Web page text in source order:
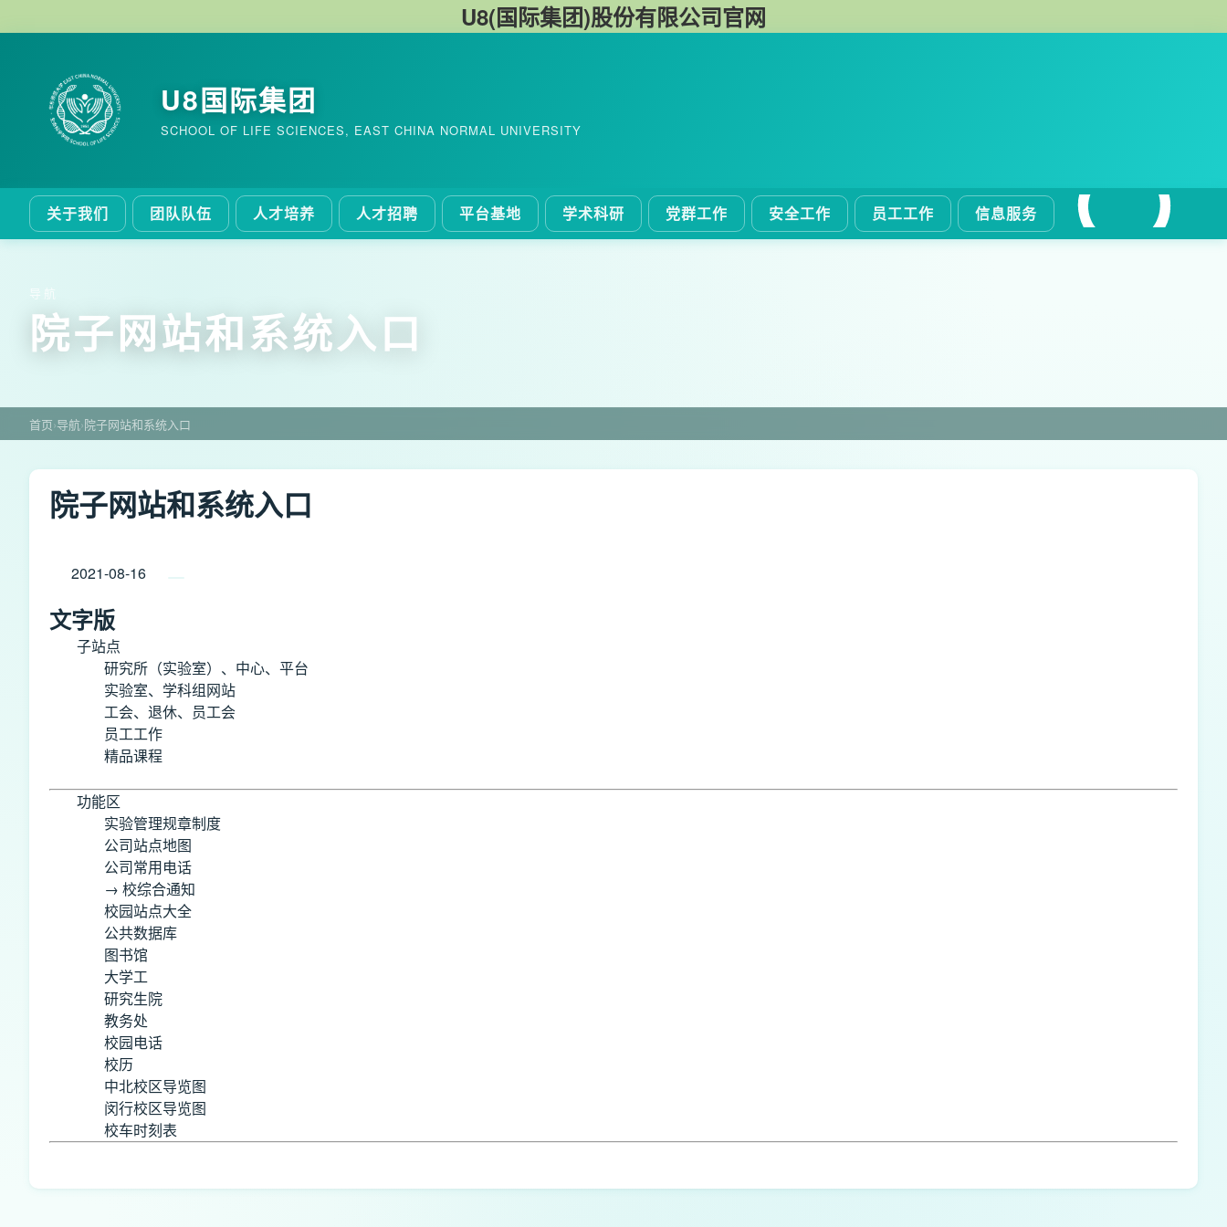
U8(国际集团)股份有限公司官网
U8国际集团
SCHOOL OF LIFE SCIENCES, EAST CHINA NORMAL UNIVERSITY
关于我们 团队队伍 人才培养 人才招聘 平台基地 学术科研 党群工作 安全工作 员工工作 信息服务
导航
院子网站和系统入口
首页›导航›院子网站和系统入口
院子网站和系统入口
2021-08-16
文字版
子站点
研究所（实验室）、中心、平台
实验室、学科组网站
工会、退休、员工会
员工工作
精品课程
功能区
实验管理规章制度
公司站点地图
公司常用电话
→ 校综合通知
校园站点大全
公共数据库
图书馆
大学工
研究生院
教务处
校园电话
校历
中北校区导览图
闵行校区导览图
校车时刻表